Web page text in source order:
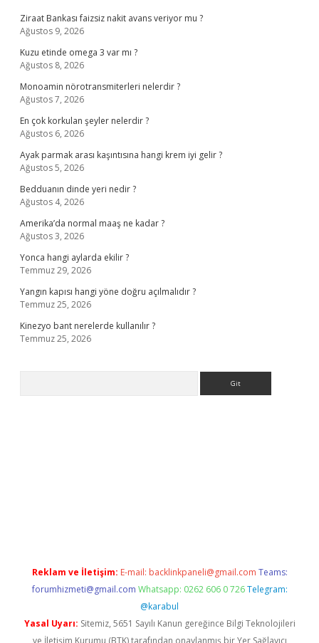
Ziraat Bankası faizsiz nakit avans veriyor mu ?
Ağustos 9, 2026
Kuzu etinde omega 3 var mı ?
Ağustos 8, 2026
Monoamin nörotransmiterleri nelerdir ?
Ağustos 7, 2026
En çok korkulan şeyler nelerdir ?
Ağustos 6, 2026
Ayak parmak arası kaşıntısına hangi krem iyi gelir ?
Ağustos 5, 2026
Bedduanın dinde yeri nedir ?
Ağustos 4, 2026
Amerika’da normal maaş ne kadar ?
Ağustos 3, 2026
Yonca hangi aylarda ekilir ?
Temmuz 29, 2026
Yangın kapısı hangi yöne doğru açılmalıdır ?
Temmuz 25, 2026
Kinezyo bant nerelerde kullanılır ?
Temmuz 25, 2026
Reklam ve İletişim: E-mail: backlinkpaneli@gmail.com Teams:
forumhizmeti@gmail.com Whatsapp: 0262 606 0 726 Telegram:
@karabul
Yasal Uyarı: Sitemiz, 5651 Sayılı Kanun gereğince Bilgi Teknolojileri
ve İletişim Kurumu (BTK) tarafından onaylanmış bir Yer Sağlayıcı